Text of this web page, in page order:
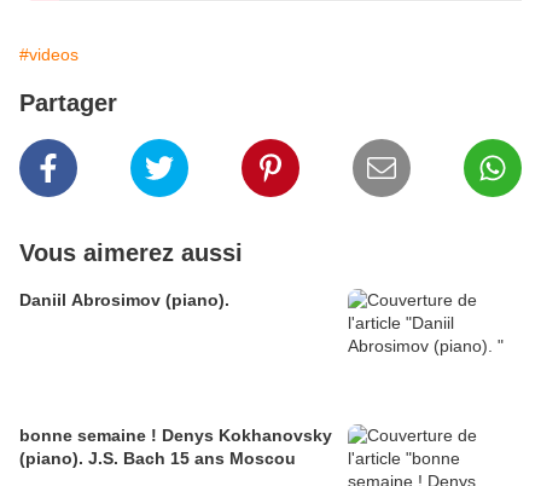
#videos
Partager
Vous aimerez aussi
Daniil Abrosimov (piano).
bonne semaine ! Denys Kokhanovsky
(piano). J.S. Bach 15 ans Moscou